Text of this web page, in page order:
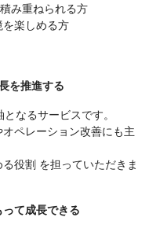
み重ねられる方
楽しめる方
を推進する
なるサービスです。
ペレーション改善にも主
役割 を担っていただきま
て成長できる